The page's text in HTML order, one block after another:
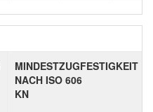
MINDESTZUGFESTIGKEIT
NACH ISO 606
KN